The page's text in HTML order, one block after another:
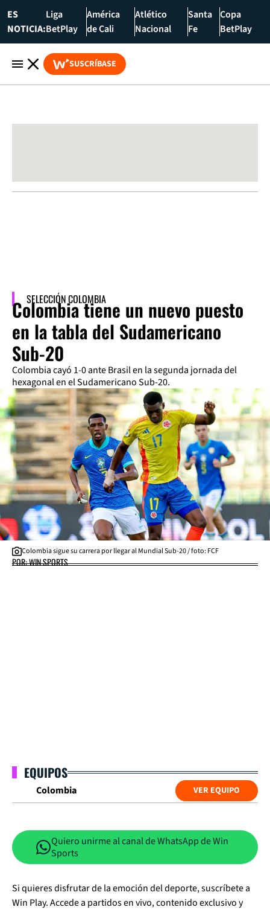
ES
NOTICIA:
Liga
BetPlay
América
de Cali
Atlético
Nacional
Santa
Fe
Copa
BetPlay
SUSCRÍBASE
SELECCIÓN COLOMBIA
Colombia tiene un nuevo puesto
en la tabla del Sudamericano
Sub-20
Colombia cayó 1-0 ante Brasil en la segunda jornada del
hexagonal en el Sudamericano Sub-20.
Colombia sigue su carrera por llegar al Mundial Sub-20 / foto: FCF
POR: WIN SPORTS
EQUIPOS
Colombia VER EQUIPO
Quiero unirme al canal de WhatsApp de Win
Sports
Si quieres disfrutar de la emoción del deporte, suscríbete a
Win Play. Accede a partidos en vivo, contenido exclusivo y